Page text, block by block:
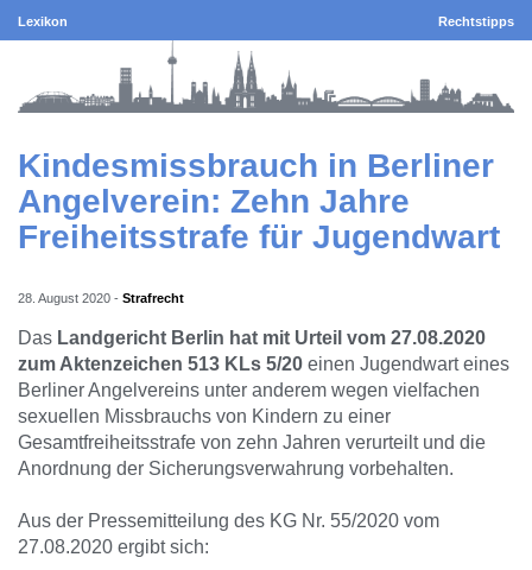
Lexikon Rechtstipps
Kindesmissbrauch in Berliner
Angelverein: Zehn Jahre
Freiheitsstrafe für Jugendwart
28. August 2020 - Strafrecht
Das Landgericht Berlin hat mit Urteil vom 27.08.2020
zum Aktenzeichen 513 KLs 5/20 einen Jugendwart eines
Berliner Angelvereins unter anderem wegen vielfachen
sexuellen Missbrauchs von Kindern zu einer
Gesamtfreiheitsstrafe von zehn Jahren verurteilt und die
Anordnung der Sicherungsverwahrung vorbehalten.
Aus der Pressemitteilung des KG Nr. 55/2020 vom
27.08.2020 ergibt sich: